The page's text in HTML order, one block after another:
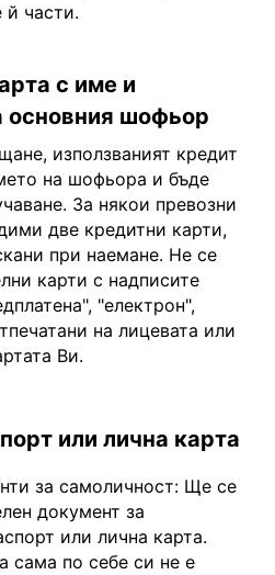
й части.
с име и
основния шофьор
използваният кредит
на шофьора и бъде
За някои превозни
две кредитни карти,
при наемане. Не се
карти с надписите
"електрон",
на лицевата или
Ви.
или лична карта
за самоличност: Ще се
документ за
или лична карта.
сама по себе си не е